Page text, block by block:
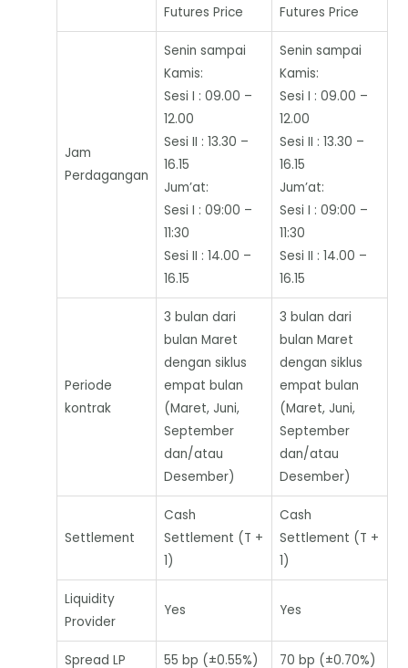
Futures Price
Futures Price
Jam
Perdagangan
Senin sampai
Kamis:
Sesi I : 09.00 –
12.00
Sesi II : 13.30 –
16.15
Jum’at:
Sesi I : 09:00 –
11:30
Sesi II : 14.00 –
16.15
Senin sampai
Kamis:
Sesi I : 09.00 –
12.00
Sesi II : 13.30 –
16.15
Jum’at:
Sesi I : 09:00 –
11:30
Sesi II : 14.00 –
16.15
Periode
kontrak
3 bulan dari
bulan Maret
dengan siklus
empat bulan
(Maret, Juni,
September
dan/atau
Desember)
3 bulan dari
bulan Maret
dengan siklus
empat bulan
(Maret, Juni,
September
dan/atau
Desember)
Settlement
Cash
Settlement (T +
1)
Cash
Settlement (T +
1)
Liquidity
Provider
Yes Yes
Spread LP 55 bp (±0.55%) 70 bp (±0.70%)